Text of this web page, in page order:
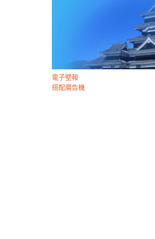
電子壁報
搭配廣告機